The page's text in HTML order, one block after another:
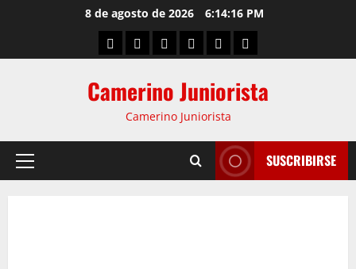
8 de agosto de 2026 6:14:17 PM
Camerino Juniorista
Camerino Juniorista
SUSCRIBIRSE